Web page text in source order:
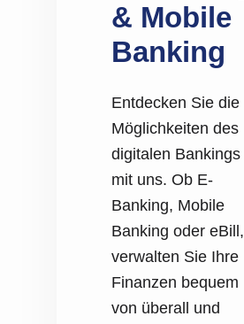
& Mobile
Banking
Entdecken Sie die
Möglichkeiten des
digitalen Bankings
mit uns. Ob E-
Banking, Mobile
Banking oder eBill,
verwalten Sie Ihre
Finanzen bequem
von überall und